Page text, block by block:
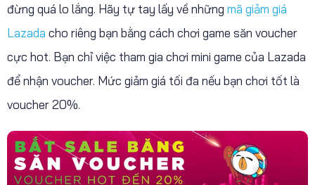
đừng quá lo lắng. Hãy tự tay lấy về những mã giảm giá
Lazada cho riêng bạn bằng cách chơi game săn voucher
cực hot. Bạn chỉ việc tham gia chơi mini game của Lazada
để nhận voucher. Mức giảm giá tối đa nếu bạn chơi tốt là
voucher 20%.